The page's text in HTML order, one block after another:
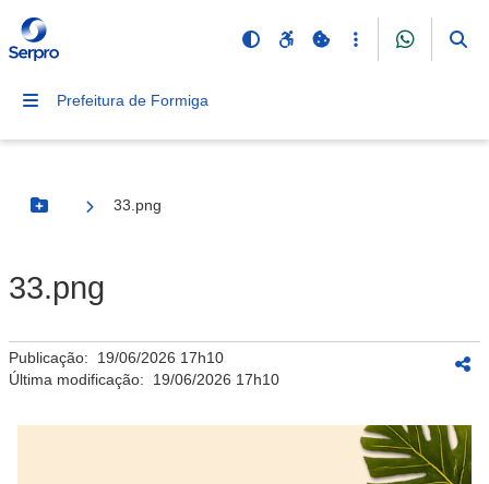
Prefeitura de Formiga
Botão Menu
33.png
33.png
Publicação: 19/06/2026 17h10
Última modificação: 19/06/2026 17h10